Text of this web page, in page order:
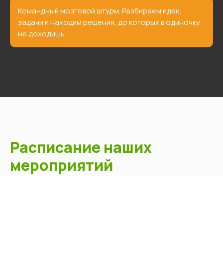
Командный мозговой штурм. Разбираем идеи,
задачи и находим решения, до которых в одиночку
не доходишь
Расписание наших
мероприятий